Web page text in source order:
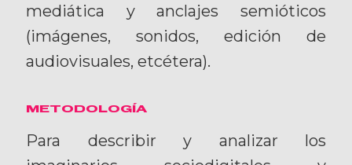
mediática y anclajes semióticos
(imágenes, sonidos, edición de
audiovisuales, etcétera).
METODOLOGÍA
Para describir y analizar los